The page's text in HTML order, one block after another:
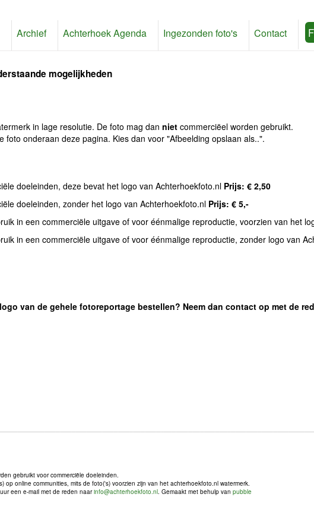
Archief Achterhoek Agenda Ingezonden foto's Contact
mogelijkheden
in lage resolutie. De foto mag dan niet commerciëel worden gebruikt.
foto onderaan deze pagina. Kies dan voor "Afbeelding opslaan als..".
doeleinden, deze bevat het logo van Achterhoekfoto.nl Prijs: € 2,50
doeleinden, zonder het logo van Achterhoekfoto.nl Prijs: € 5,-
in een commerciële uitgave of voor éénmalige reproductie, voorzien van het
in een commerciële uitgave of voor éénmalige reproductie, zonder logo van
van de gehele fotoreportage bestellen? Neem dan contact op met de
gebruikt voor commerciële doeleinden.
online communities, mits de foto('s) voorzien zijn van het achterhoekfoto.nl watermerk.
een e-mail met de reden naarinfo@achterhoekfoto.nl. Gemaakt met behulp van pubble